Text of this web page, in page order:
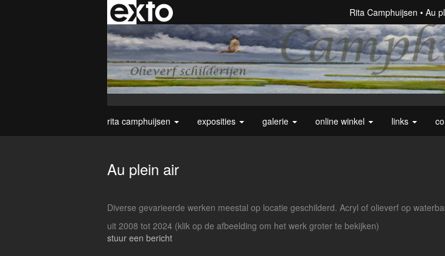
Rita Camphuijsen Au
rita camphuijsen exposities galerie online winkel links
Au plein air
Diverse gevarieerde werken meestal op locatie geschilderd. Acryl of olieverf op
uit 2008 tot 2024 (klik op de afbeelding om het werk groter te bekijken)
stuur een bericht